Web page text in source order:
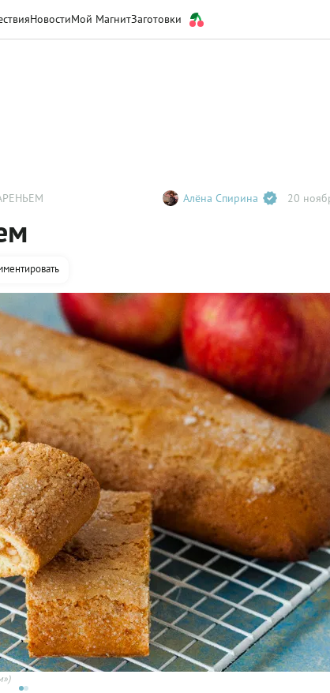
НовостиМой МагнитЗаготовки
Алёна Спирина 20